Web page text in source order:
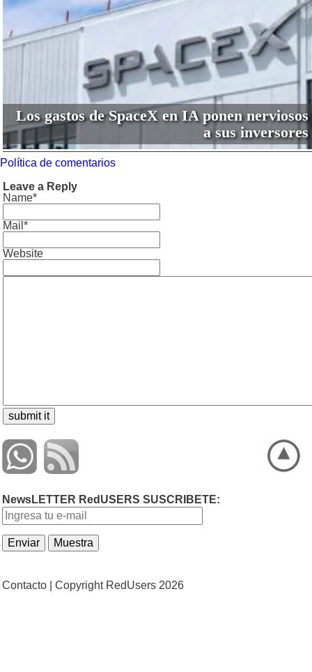
Los gastos de SpaceX en IA ponen nerviosos
a sus inversores
Política de comentarios
Leave a Reply
Name*
Mail*
Website
NewsLETTER RedUSERS SUSCRIBETE:
Contacto | Copyright RedUsers 2026